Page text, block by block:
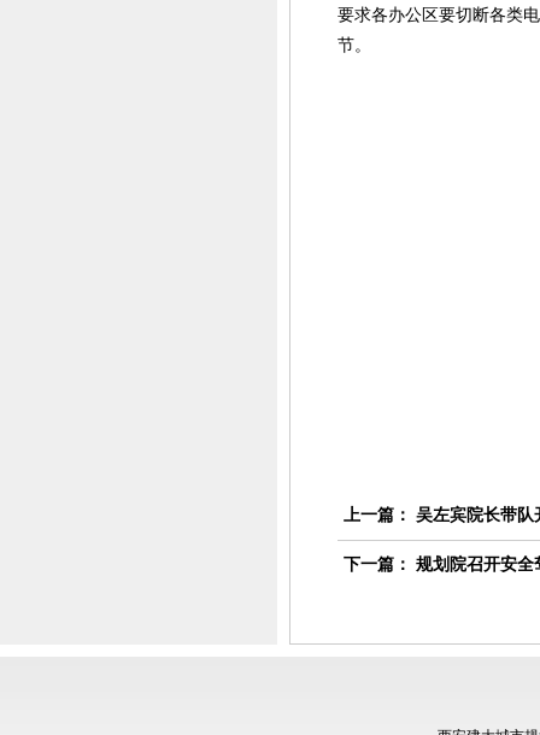
要求各办公区要切断各类
节。
上一篇： 吴左宾院长带队
下一篇： 规划院召开安全